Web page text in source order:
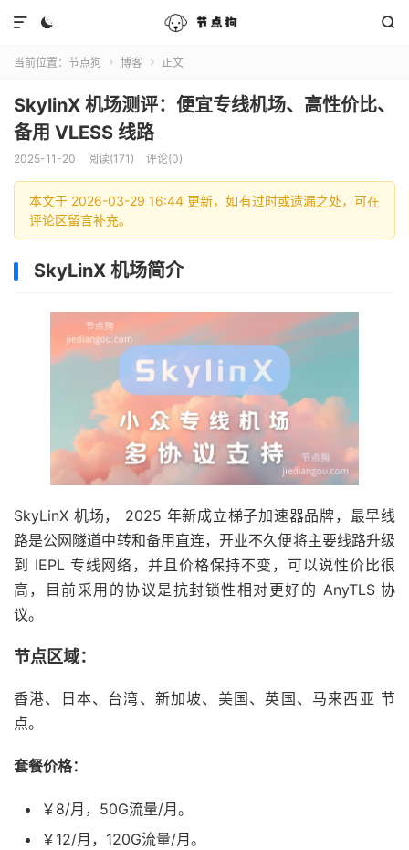
 

当前位置： 节点狗  博客  正文
SkylinX 机场测评：便宜专线机场、高性价比、
备用 VLESS 线路
2025-11-20 阅读(171) 评论(0)
本文于 2026-03-29 16:44 更新，如有过时或遗漏之处，可在
评论区留言补充。
SkyLinX 机场简介
SkyLinX 机场， 2025 年新成立梯子加速器品牌，最早线
路是公网隧道中转和备用直连，开业不久便将主要线路升级
到 IEPL 专线网络，并且价格保持不变，可以说性价比很
高，目前采用的协议是抗封锁性相对更好的 AnyTLS 协
议。
节点区域：
香港、日本、台湾、新加坡、美国、英国、马来西亚 节
点。
套餐价格：
￥8/月，50G流量/月。
￥12/月，120G流量/月。